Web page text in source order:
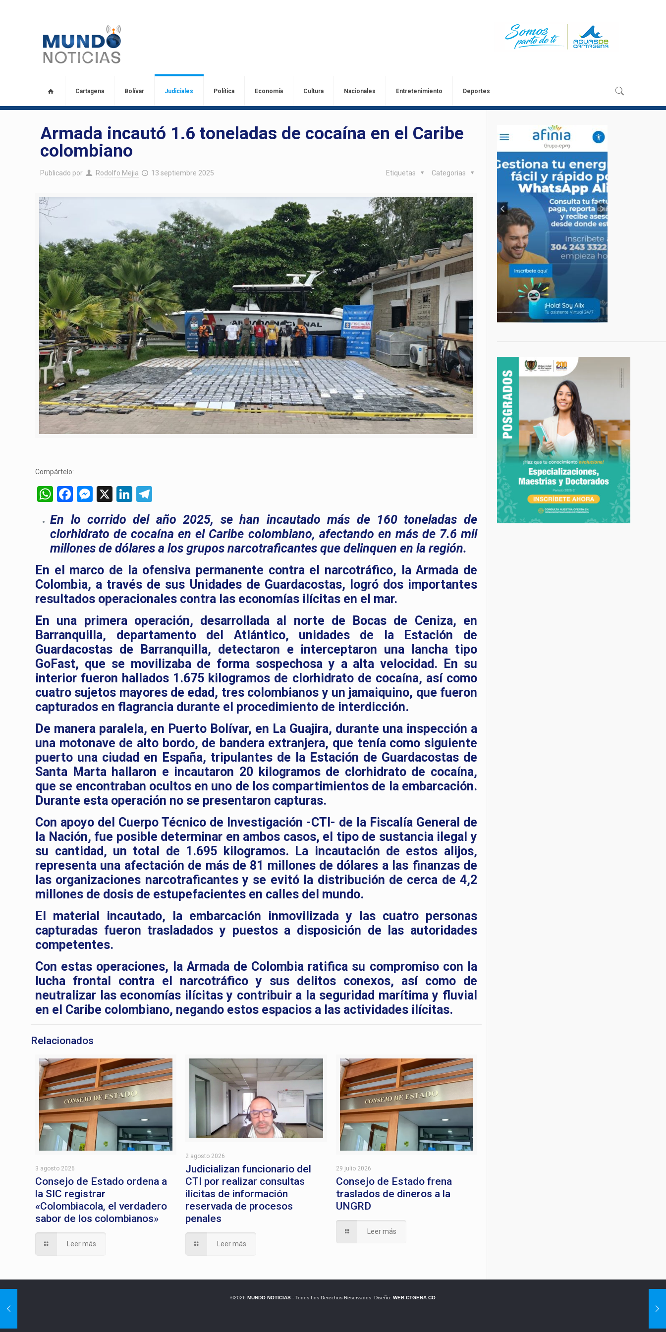
Cartagena Bolívar Judiciales Política Economía Cultura Nacionales Entretenimiento Deportes
Armada incautó 1.6 toneladas de cocaína en el Caribe
colombiano
Publicado por Rodolfo Mejia 13 septiembre 2025 Categorias
Etiquetas
Compártelo:
WhatsApp
Facebook
Messenger
X LinkedIn
En lo corrido del año 2025, se han incautado más de 160 toneladas de
clorhidrato de cocaína en el Caribe colombiano, afectando en más de 7.6 mil
millones de dólares a los grupos narcotraficantes que delinquen en la región.
En el marco de la ofensiva permanente contra el narcotráfico, la Armada de
Colombia, a través de sus Unidades de Guardacostas, logró dos importantes
resultados operacionales contra las economías ilícitas en el mar.
En una primera operación, desarrollada al norte de Bocas de Ceniza, en
Barranquilla, departamento del Atlántico, unidades de la Estación de
Guardacostas de Barranquilla, detectaron e interceptaron una lancha tipo
GoFast, que se movilizaba de forma sospechosa y a alta velocidad. En su
interior fueron hallados 1.675 kilogramos de clorhidrato de cocaína, así como
cuatro sujetos mayores de edad, tres colombianos y un jamaiquino, que fueron
capturados en flagrancia durante el procedimiento de interdicción.
De manera paralela, en Puerto Bolívar, en La Guajira, durante una inspección a
una motonave de alto bordo, de bandera extranjera, que tenía como siguiente
puerto una ciudad en España, tripulantes de la Estación de Guardacostas de
Santa Marta hallaron e incautaron 20 kilogramos de clorhidrato de cocaína,
que se encontraban ocultos en uno de los compartimientos de la embarcación.
Durante esta operación no se presentaron capturas.
Con apoyo del Cuerpo Técnico de Investigación -CTI- de la Fiscalía General de
la Nación, fue posible determinar en ambos casos, el tipo de sustancia ilegal y
su cantidad, un total de 1.695 kilogramos. La incautación de estos alijos,
representa una afectación de más de 81 millones de dólares a las finanzas de
las organizaciones narcotraficantes y se evitó la distribución de cerca de 4,2
millones de dosis de estupefacientes en calles del mundo.
El material incautado, la embarcación inmovilizada y las cuatro personas
capturadas fueron trasladados y puestos a disposición de las autoridades
competentes.
Con estas operaciones, la Armada de Colombia ratifica su compromiso con la
lucha frontal contra el narcotráfico y sus delitos conexos, así como de
neutralizar las economías ilícitas y contribuir a la seguridad marítima y fluvial
en el Caribe colombiano, negando estos espacios a las actividades ilícitas.
Relacionados
3 agosto 2026
Consejo de Estado ordena a
la SIC registrar
«Colombiacola, el verdadero
sabor de los colombianos»
Leer más
2 agosto 2026
Judicializan funcionario del
CTI por realizar consultas
ilícitas de información
reservada de procesos
penales
Leer más
29 julio 2026
Consejo de Estado frena
traslados de dineros a la
UNGRD
Leer más
©2026 MUNDO NOTICIAS- Todos Los Derechos Reservados. Diseño: WEB CTGENA.CO